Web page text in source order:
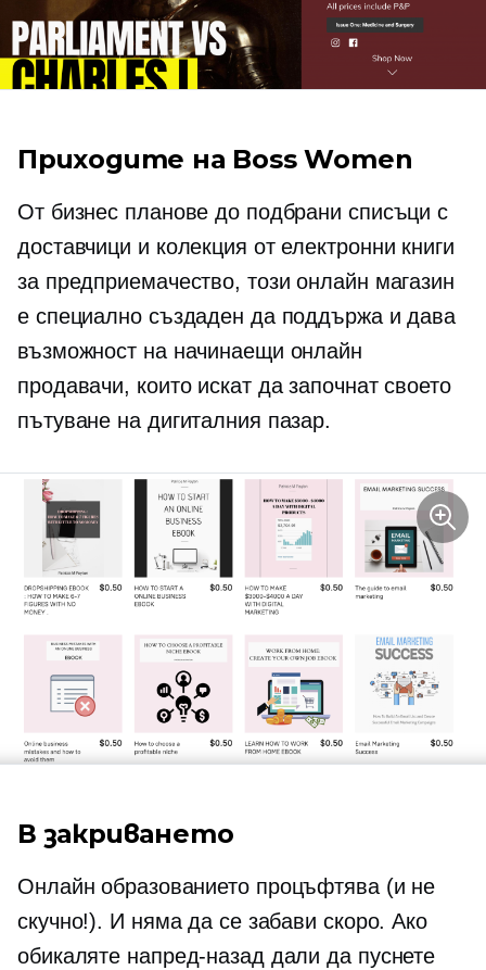
Приходите на Boss Women
От бизнес планове до подбрани списъци с
доставчици и колекция от електронни книги
за предприемачество, този онлайн магазин
е специално създаден да поддържа и дава
възможност на начинаещи онлайн
продавачи, които искат да започнат своето
пътуване на дигиталния пазар.
В закриването
Онлайн образованието процъфтява (и не
скучно!). И няма да се забави скоро. Ако
обикаляте напред-назад дали да пуснете